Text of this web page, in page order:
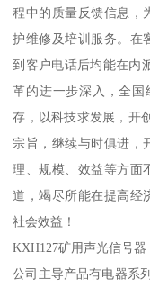
程中的质量反馈信息，
护维修及培训服务。在
到客户电话后均能在内
革的进一步深入，全国
存，以科技求发展，开
宗旨，继续与时俱进，
理、规模、效益等方面
道，竭尽所能在提高经
社会效益！
KXH127矿用声光信号器
公司主导产品有电器系